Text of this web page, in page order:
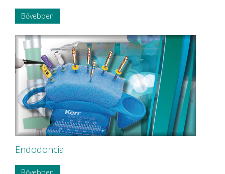
Bővebben
Endodoncia